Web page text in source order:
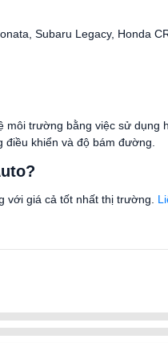
Subaru Legacy, Honda
trường bằng việc sử dụng
khiển và độ bám đường.
với giá cả tốt nhất thị trường.